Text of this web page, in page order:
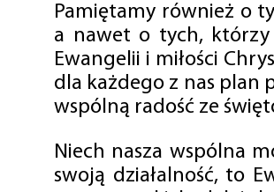
Pamiętamy również o
a nawet o tych, którzy
Ewangelii i miłości
dla każdego z nas plan
wspólną radość ze
Niech nasza wspólna
swoją działalność, to